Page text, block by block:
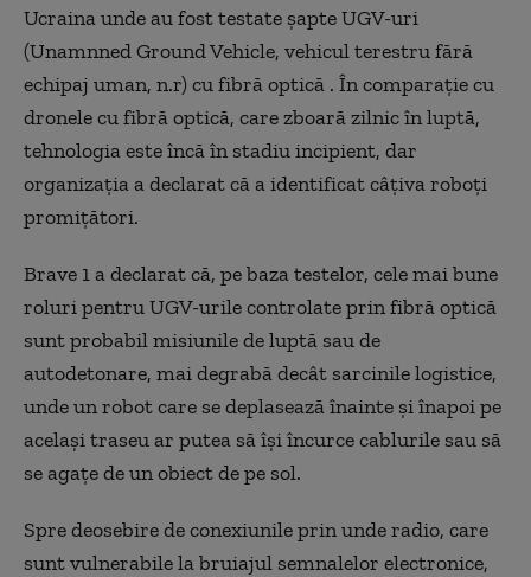
Ucraina unde au fost testate șapte UGV-uri
(Unamnned Ground Vehicle, vehicul terestru fără
echipaj uman, n.r) cu fibră optică . În comparație cu
dronele cu fibră optică, care zboară zilnic în luptă,
tehnologia este încă în stadiu incipient, dar
organizația a declarat că a identificat câțiva roboți
promițători.
Brave 1 a declarat că, pe baza testelor, cele mai bune
roluri pentru UGV-urile controlate prin fibră optică
sunt probabil misiunile de luptă sau de
autodetonare, mai degrabă decât sarcinile logistice,
unde un robot care se deplasează înainte și înapoi pe
același traseu ar putea să își încurce cablurile sau să
se agațe de un obiect de pe sol.
Spre deosebire de conexiunile prin unde radio, care
sunt vulnerabile la bruiajul semnalelor electronice,